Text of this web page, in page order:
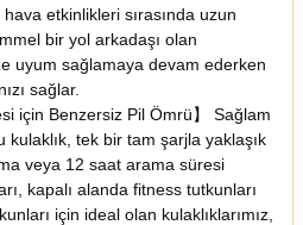
etkinlikleri sırasında uzun
bir yol arkadaşı olan
uyum sağlamaya devam ederken
sağlar.
için Benzersiz Pil Ömrü】 Sağlam
kulaklık, tek bir tam şarjla yaklaşık
veya 12 saat arama süresi
kapalı alanda fitness tutkunları
için ideal olan kulaklıklarımız,